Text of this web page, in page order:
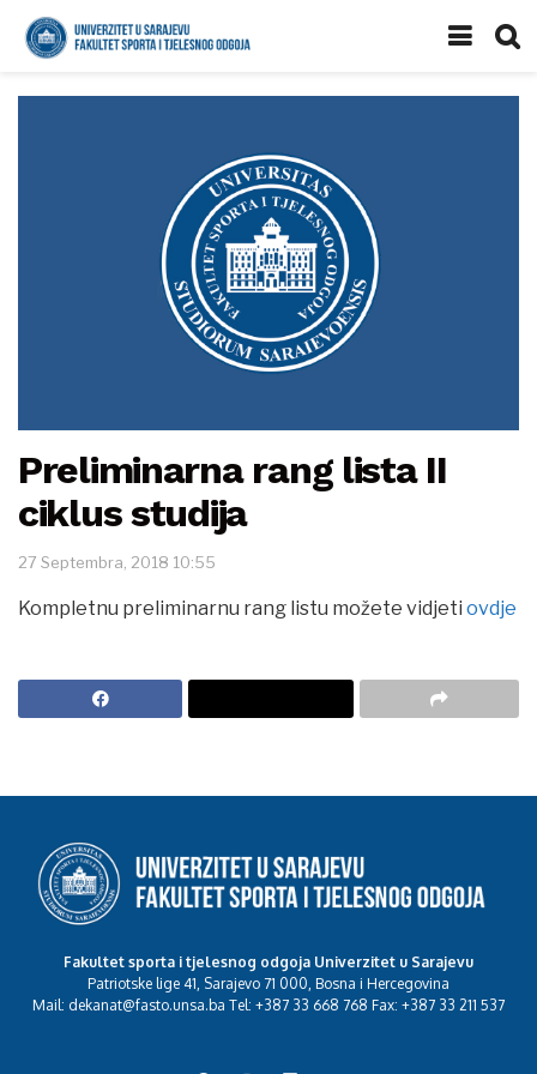
Preliminarna rang lista II
ciklus studija
27 Septembra, 2018 10:55
Kompletnu preliminarnu rang listu možete vidjeti ovdje
Fakultet sporta i tjelesnog odgoja Univerzitet u Sarajevu
Patriotske lige 41, Sarajevo 71 000, Bosna i Hercegovina
Mail: dekanat@fasto.unsa.ba Tel: +387 33 668 768 Fax: +387 33 211 537